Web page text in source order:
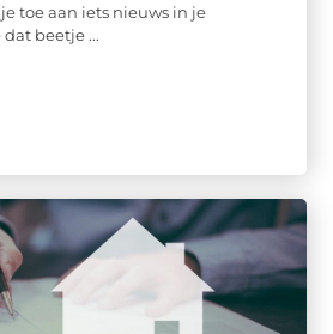
toe aan iets nieuws in je
beetje ...